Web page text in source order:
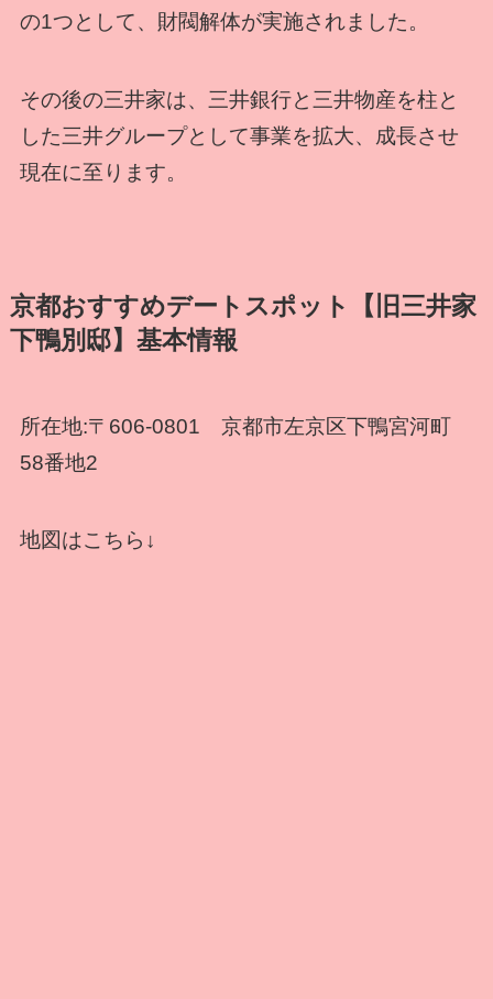
の1つとして、財閥解体が実施されました。
その後の三井家は、三井銀行と三井物産を柱と
した三井グループとして事業を拡大、成長させ
現在に至ります。
京都おすすめデートスポット【旧三井家
下鴨別邸】基本情報
所在地:〒606-0801 京都市左京区下鴨宮河町
58番地2
地図はこちら↓